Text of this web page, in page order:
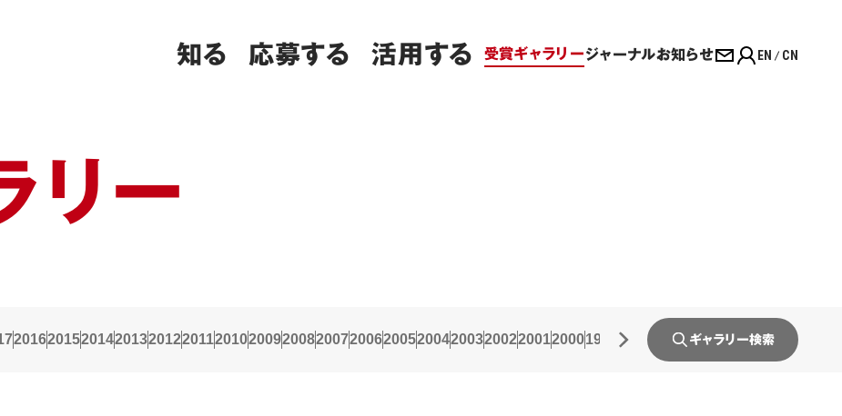
知る 応募する 活用する 受賞ギャラリージャーナルお知らせ EN CN
リー
201620152014201320122011201020092008200720062005200420032002200120001999 1998 1997 199619951994 1993
ギャラリー検索